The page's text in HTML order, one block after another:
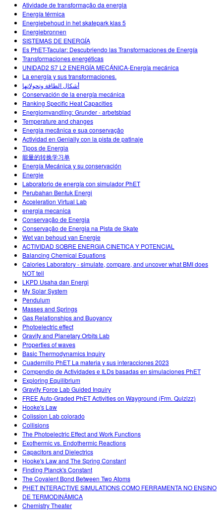
Atividade de transformação da energia
Energía térmica
Energiebehoud in het skatepark klas 5
Energiebronnen
SISTEMAS DE ENERGÍA
Es PhET-Tacular: Descubriendo las Transformaciones de Energía
Transformaciones energéticas
UNIDAD2 S7 L2 ENERGÍA MECÁNICA-Energía mecánica
La energía y sus transformaciones.
أشكال الطاقة وتحولاتها
Conservación de la energía mecánica
Ranking Specific Heat Capacities
Energiomvandling: Grunder - arbetsblad
Temperature and changes
Energia mecânica e sua conservação
Actividad en Genially con la pista de patinaje
Tipos de Energia
能量的转换学习单
Energía Mecánica y su conservación
Energie
Laboratorio de energía con simulador PhET
Perubahan Bentuk Energi
Acceleration Virtual Lab
energia mecanica
Conservação de Energia
Conservação de Energia na Pista de Skate
Wet van behoud van Energie
ACTIVIDAD SOBRE ENERGIA CINETICA Y POTENCIAL
Balancing Chemical Equations
Calories Laboratory - simulate, compare, and uncover what BMI does
NOT tell
LKPD Usaha dan Energi
My Solar System
Pendulum
Masses and Springs
Gas Relationships and Buoyancy
Photoelectric effect
Gravity and Planetary Orbits Lab
Properties of waves
Basic Thermodynamics Inquiry
Cuadernillo PhET La materia y sus interacciones 2023
Compendio de Actividades e ILDs basadas en simulaciones PhET
Exploring Equilibrium
Gravity Force Lab Guided Inquiry
FREE Auto-Graded PhET Activities on Wayground (Frm. Quizizz)
Hooke's Law
Colission Lab colorado
Collisions
The Photoelectric Effect and Work Functions
Exothermic vs. Endothermic Reactions
Capacitors and Dielectrics
Hooke's Law and The Spring Constant
Finding Planck's Constant
The Covalent Bond Between Two Atoms
PHET INTERACTIVE SIMULATIONS COMO FERRAMENTA NO ENSINO
DE TERMODINÂMICA
Chemistry Theater